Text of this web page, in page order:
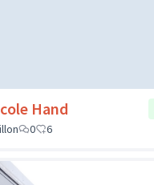
Hand
0 6